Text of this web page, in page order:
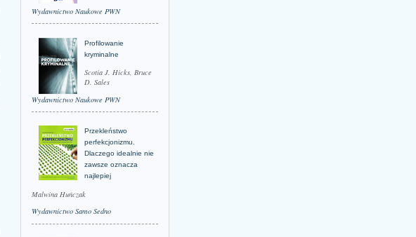
Wydawnictwo Naukowe PWN
Profilowanie
kryminalne
Scotia J. Hicks, Bruce
D. Sales
Wydawnictwo Naukowe PWN
Przekleństwo
perfekcjonizmu.
Dlaczego idealnie nie
zawsze oznacza
najlepiej
Malwina Huńczak
Wydawnictwo Samo Sedno